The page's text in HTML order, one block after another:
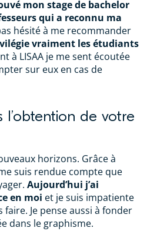
mon stage de bachelor
qui a reconnu ma
hésité à me recommander
vraiment les étudiants
à LISAA je me sent écoutée
sur eux en cas de
l’obtention de votre
horizons. Grâce à
suis rendue compte que
Aujourd’hui j’ai
en moi et je suis impatiente
Je pense aussi à fonder
dans le graphisme.